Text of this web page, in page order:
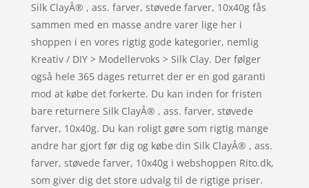
Silk ClayÂ® , ass. farver, støvede farver, 10x40g fås
sammen med en masse andre varer lige her i
shoppen i en vores rigtig gode kategorier, nemlig
Kreativ / DIY > Modellervoks > Silk Clay. Der følger
også hele 365 dages returret der er en god garanti
mod at købe det forkerte. Du kan inden for fristen
bare returnere Silk ClayÂ® , ass. farver, støvede
farver, 10x40g. Du kan roligt gøre som rigtig mange
andre har gjort før dig og købe din Silk ClayÂ® , ass.
farver, støvede farver, 10x40g i webshoppen Rito.dk,
som giver dig det store udvalg til de rigtige priser.